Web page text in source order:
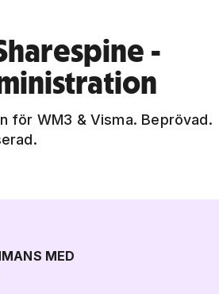
-
för WM3 & Visma. Beprövad.
MED